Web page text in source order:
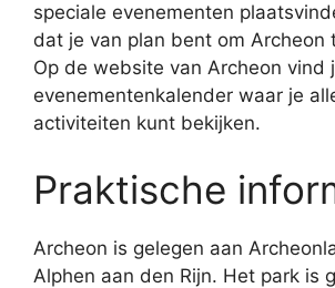
speciale evenementen
dat je van plan bent om Archeon
Op de website van Archeon vind
evenementenkalender waar je
activiteiten kunt bekijken.
Praktische
Archeon is gelegen aan
Alphen aan den Rijn. Het park is